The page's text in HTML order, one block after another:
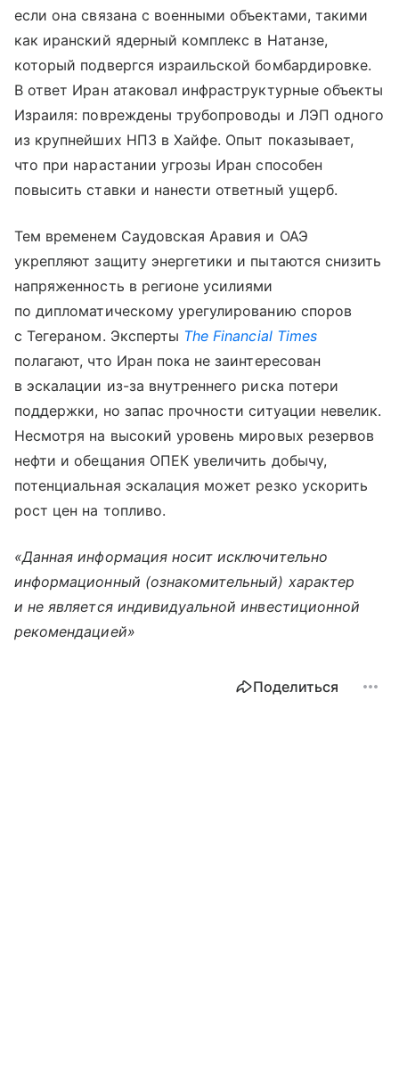
если она связана с военными объектами, такими
как иранский ядерный комплекс в Натанзе,
который подвергся израильской бомбардировке.
В ответ Иран атаковал инфраструктурные объекты
Израиля: повреждены трубопроводы и ЛЭП одного
из крупнейших НПЗ в Хайфе. Опыт показывает,
что при нарастании угрозы Иран способен
повысить ставки и нанести ответный ущерб.
Тем временем Саудовская Аравия и ОАЭ
укрепляют защиту энергетики и пытаются снизить
напряженность в регионе усилиями
по дипломатическому урегулированию споров
с Тегераном. Эксперты The Financial Times
полагают, что Иран пока не заинтересован
в эскалации из-за внутреннего риска потери
поддержки, но запас прочности ситуации невелик.
Несмотря на высокий уровень мировых резервов
нефти и обещания ОПЕК увеличить добычу,
потенциальная эскалация может резко ускорить
рост цен на топливо.
«Данная информация носит исключительно
информационный (ознакомительный) характер
и не является индивидуальной инвестиционной
рекомендацией»
Поделиться